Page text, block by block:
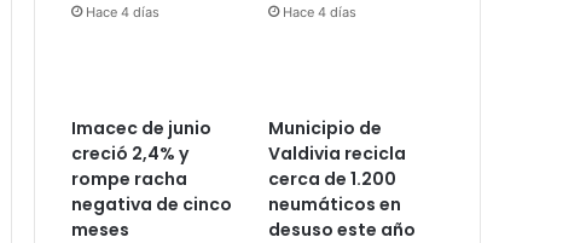
Hace 4 días Hace 4 días
Imacec de junio
creció 2,4% y
rompe racha
negativa de cinco
meses
Municipio de
Valdivia recicla
cerca de 1.200
neumáticos en
desuso este año